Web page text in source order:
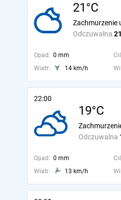
21°C
Odczuwalna
Zachmurzenie
Opad: 0 mm
Wiatr:
14 km/h
22:00
19°C
Odczuwalna
Opad: 0 mm
Wiatr:
13 km/h